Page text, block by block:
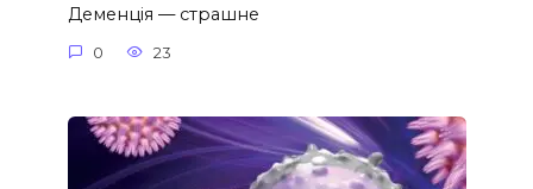
Деменція — страшне
0 23